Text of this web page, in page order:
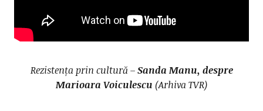
Rezistența prin cultură –Sanda Manu, despre
Marioara Voiculescu (Arhiva TVR)